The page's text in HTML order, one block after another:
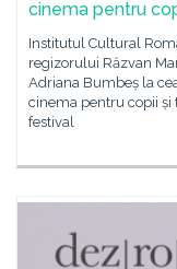
cinema pentru
Institutul Cultural
regizorului Răzvan
Adriana Bumbeș la
cinema pentru copii și
festival